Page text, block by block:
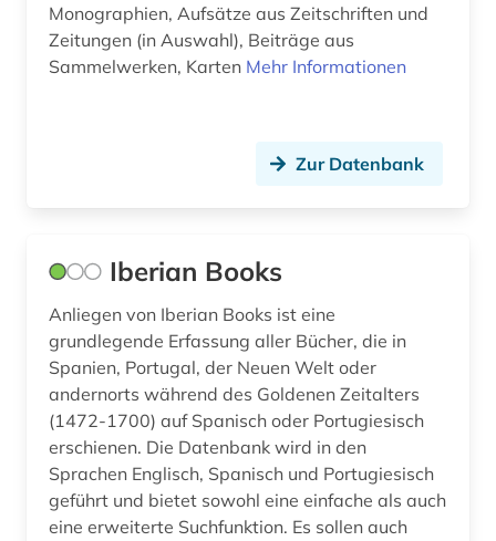
prosa (1)
provinz norrbotten (1)
recherche (1)
recht (1)
regionalbibliografie (29)
regionale geologie (2)
religion (1)
repository &lt;informatik&gt; (1)
rheinland <s></s> (1)
Monographien, Aufsätze aus Zeitschriften und
Zeitungen (in Auswahl), Beiträge aus
Sammelwerken, Karten Mehr Informationen
Zur Datenbank
Iberian Books
Anliegen von Iberian Books ist eine
grundlegende Erfassung aller Bücher, die in
Spanien, Portugal, der Neuen Welt oder
andernorts während des Goldenen Zeitalters
(1472-1700) auf Spanisch oder Portugiesisch
erschienen. Die Datenbank wird in den
Sprachen Englisch, Spanisch und Portugiesisch
geführt und bietet sowohl eine einfache als auch
eine erweiterte Suchfunktion. Es sollen auch